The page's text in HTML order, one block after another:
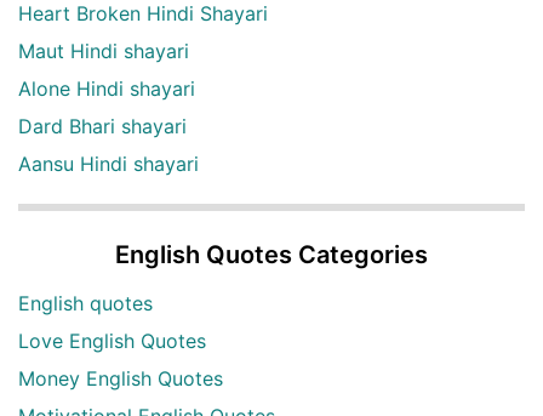
Heart Broken Hindi Shayari
Maut Hindi shayari
Alone Hindi shayari
Dard Bhari shayari
Aansu Hindi shayari
English Quotes Categories
English quotes
Love English Quotes
Money English Quotes